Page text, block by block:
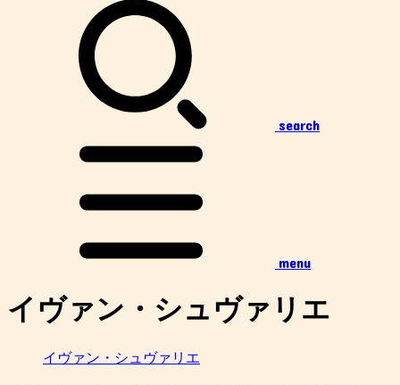
search
menu
イヴァン・シュヴァリエ
イヴァン・シュヴァリエ